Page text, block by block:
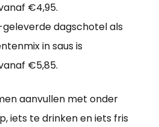
€4,95.
dagschotel als
in saus is
€5,85.
aanvullen met onder
iets te drinken en iets fris